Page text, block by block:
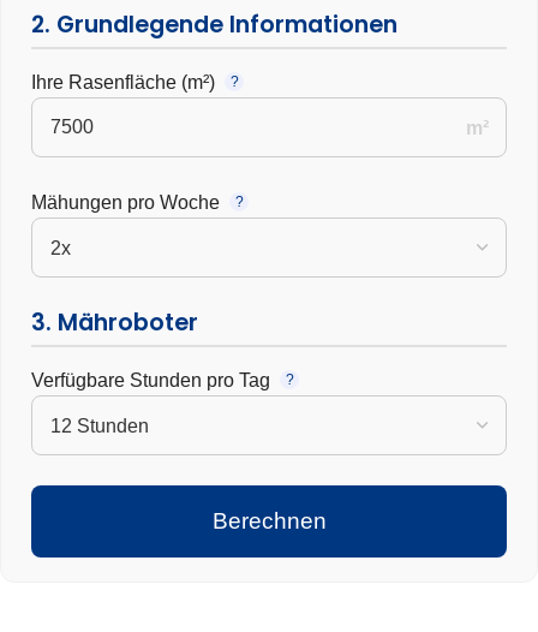
2. Grundlegende Informationen
Ihre Rasenfläche (m²) ?
m²
Mähungen pro Woche ?
3. Mähroboter
Verfügbare Stunden pro Tag ?
Berechnen